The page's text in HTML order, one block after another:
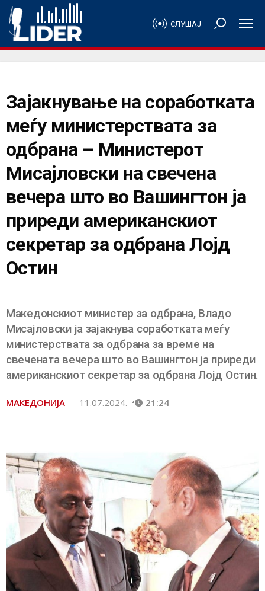
СЛУШАЈ
Зајакнување на соработката
меѓу министерствата за
одбрана – Министерот
Мисајловски на свечена
вечера што во Вашингтон ја
приреди американскиот
секретар за одбрана Лојд
Остин
Македонскиот министер за одбрана, Владо
Мисајловски ја зајакнува соработката меѓу
министерствата за одбрана за време на
свечената вечера што во Вашингтон ја приреди
американскиот секретар за одбрана Лојд Остин.
МАКЕДОНИЈА 11.07.2024. 21:24